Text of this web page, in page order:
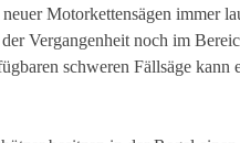
Motorkettensägen immer
Vergangenheit noch im
schweren Fällsäge